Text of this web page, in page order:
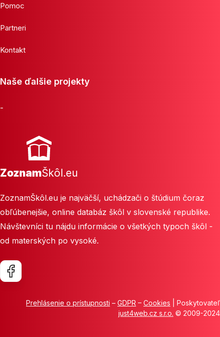
Pomoc
Partneri
Kontakt
Naše ďalšie projekty
-
ZoznamŠkôl.eu
ZoznamŠkôl.eu je najväčší, uchádzači o štúdium čoraz
obľúbenejšie, online databáz škôl v slovenské republike.
Návštevníci tu nájdu informácie o všetkých typoch škôl -
od materských po vysoké.
Prehlásenie o prístupnosti – GDPR – Cookies | Poskytovateľ
just4web.cz s.r.o. © 2009-2024